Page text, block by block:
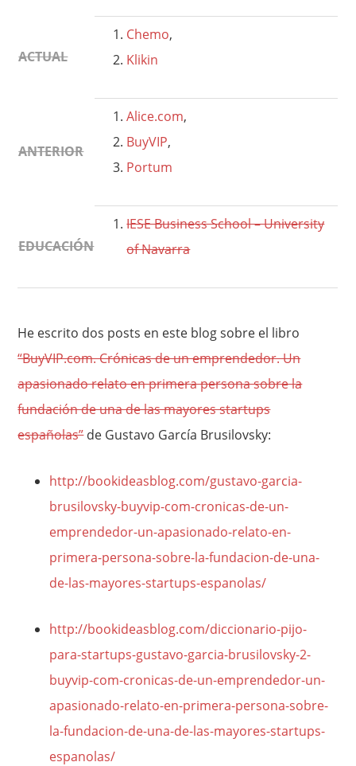
ACTUAL
Chemo,
Klikin
ANTERIOR
Alice.com,
BuyVIP,
Portum
EDUCACIÓN
IESE Business School – University
of Navarra
He escrito dos posts en este blog sobre el libro
“BuyVIP.com. Crónicas de un emprendedor. Un
apasionado relato en primera persona sobre la
fundación de una de las mayores startups
españolas”de Gustavo García Brusilovsky:
http://bookideasblog.com/gustavo-garcia-
brusilovsky-buyvip-com-cronicas-de-un-
emprendedor-un-apasionado-relato-en-
primera-persona-sobre-la-fundacion-de-una-
de-las-mayores-startups-espanolas/
http://bookideasblog.com/diccionario-pijo-
para-startups-gustavo-garcia-brusilovsky-2-
buyvip-com-cronicas-de-un-emprendedor-un-
apasionado-relato-en-primera-persona-sobre-
la-fundacion-de-una-de-las-mayores-startups-
espanolas/